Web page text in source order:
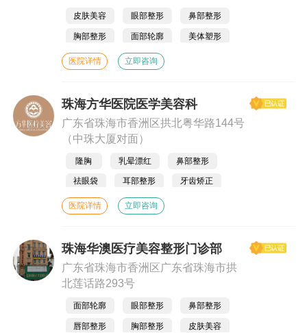
皮肤美容 眼部整形 鼻部整形
胸部整形 面部轮廓 美体塑形
抗衰抗初老
医院详情 立即咨询
珠海方华医院医学美容科
广东省珠海市香洲区拱北粤华路144号
（中珠大厦对面）
隆胸 乳晕漂红 鼻部整形
祛眼袋 耳部整形 牙齿矫正
吸脂 激光脱毛
医院详情 立即咨询
珠海华澳医疗美容整形门诊部
广东省珠海市香洲区广东省珠海市拱
北莲话路293号
面部轮廓 眼部整形 鼻部整形
唇部整形 胸部整形 皮肤美容